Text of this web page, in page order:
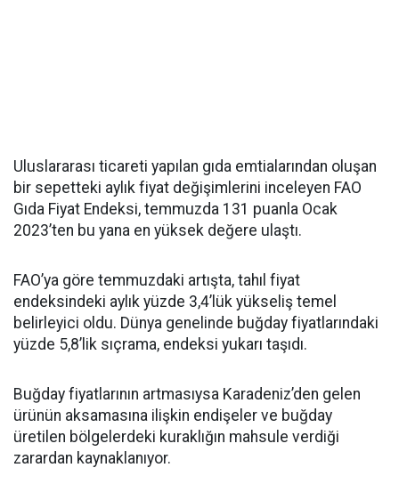
Uluslararası ticareti yapılan gıda emtialarından oluşan
bir sepetteki aylık fiyat değişimlerini inceleyen FAO
Gıda Fiyat Endeksi, temmuzda 131 puanla Ocak
2023’ten bu yana en yüksek değere ulaştı.
FAO’ya göre temmuzdaki artışta, tahıl fiyat
endeksindeki aylık yüzde 3,4’lük yükseliş temel
belirleyici oldu. Dünya genelinde buğday fiyatlarındaki
yüzde 5,8’lik sıçrama, endeksi yukarı taşıdı.
Buğday fiyatlarının artmasıysa Karadeniz’den gelen
ürünün aksamasına ilişkin endişeler ve buğday
üretilen bölgelerdeki kuraklığın mahsule verdiği
zarardan kaynaklanıyor.